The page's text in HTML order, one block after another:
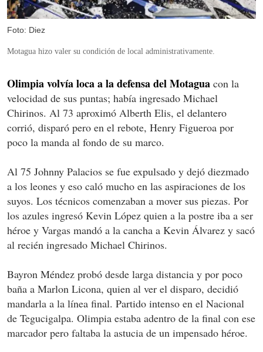
Foto: Diez
Motagua hizo valer su condición de local administrativamente.
Olimpia volvía loca a la defensa del Motagua con la
velocidad de sus puntas; había ingresado Michael
Chirinos. Al 73 aproximó Alberth Elis, el delantero
corrió, disparó pero en el rebote, Henry Figueroa por
poco la manda al fondo de su marco.
Al 75 Johnny Palacios se fue expulsado y dejó diezmado
a los leones y eso caló mucho en las aspiraciones de los
suyos. Los técnicos comenzaban a mover sus piezas. Por
los azules ingresó Kevin López quien a la postre iba a ser
héroe y Vargas mandó a la cancha a Kevin Álvarez y sacó
al recién ingresado Michael Chirinos.
Bayron Méndez probó desde larga distancia y por poco
baña a Marlon Licona, quien al ver el disparo, decidió
mandarla a la línea final. Partido intenso en el Nacional
de Tegucigalpa. Olimpia estaba adentro de la final con ese
marcador pero faltaba la astucia de un impensado héroe.